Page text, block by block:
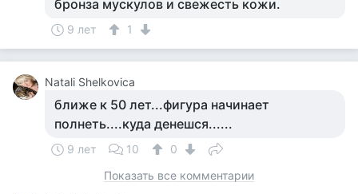
бронза мускулов и свежесть кожи.
9 лет 1
Natali Shelkovica
ближе к 50 лет...фигура начинает
полнеть....куда денешся......
9 лет 10
0
Показать все комментарии